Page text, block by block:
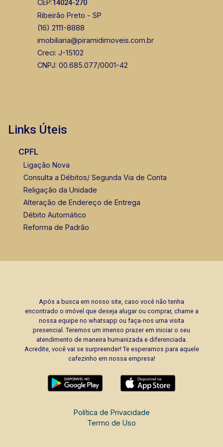
CEP:14024-270
Ribeirão Preto - SP
(16) 2111-8888
imobiliaria@piramidimoveis.com.br
Creci: J-15102
CNPJ: 00.685.077/0001-42
Links Úteis
CPFL
Ligação Nova
Consulta a Débitos/ Segunda Via de Conta
Religação da Unidade
Alteração de Endereço de Entrega
Débito Automático
Reforma de Padrão
Após a busca em nosso site, caso você não tenha
encontrado o imóvel que deseja alugar ou comprar, chame a
nossa equipe no whatsapp ou faça-nos uma visita
presencial. Teremos um imenso prazer em iniciar o seu
atendimento de maneira humanizada e diferenciada.
Acredite, você vai se surpreender! Te esperamos para aquele
cafezinho em nossa empresa!
Política de Privacidade
Termo de Uso